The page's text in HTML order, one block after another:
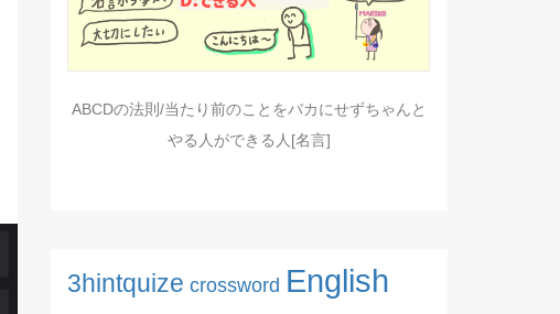
ABCDの法則/当たり前のことをバカにせずちゃんと
やる人ができる人[名言]
3hintquize crossword English